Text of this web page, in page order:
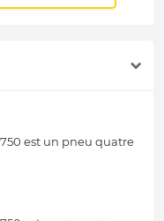
est un pneu quatre